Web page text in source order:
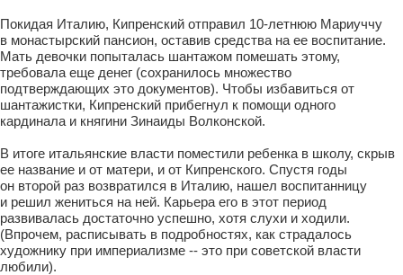
Покидая Италию, Кипренский отправил 10-летнюю Мариуччу
в монастырский пансион, оставив средства на ее воспитание.
Мать девочки попыталась шантажом помешать этому,
требовала еще денег (сохранилось множество
подтверждающих это документов). Чтобы избавиться от
шантажистки, Кипренский прибегнул к помощи одного
кардинала и княгини Зинаиды Волконской.
В итоге итальянские власти поместили ребенка в школу, скрыв
ее название и от матери, и от Кипренского. Спустя годы
он второй раз возвратился в Италию, нашел воспитанницу
и решил жениться на ней. Карьера его в этот период
развивалась достаточно успешно, хотя слухи и ходили.
(Впрочем, расписывать в подробностях, как страдалось
художнику при империализме -- это при советской власти
любили).